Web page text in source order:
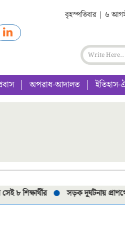
বৃহস্পতিবার | ৬
অপরাধ-আদালত ইতিহাস-
শিক্ষার্থীর সড়ক দূর্ঘটনায়